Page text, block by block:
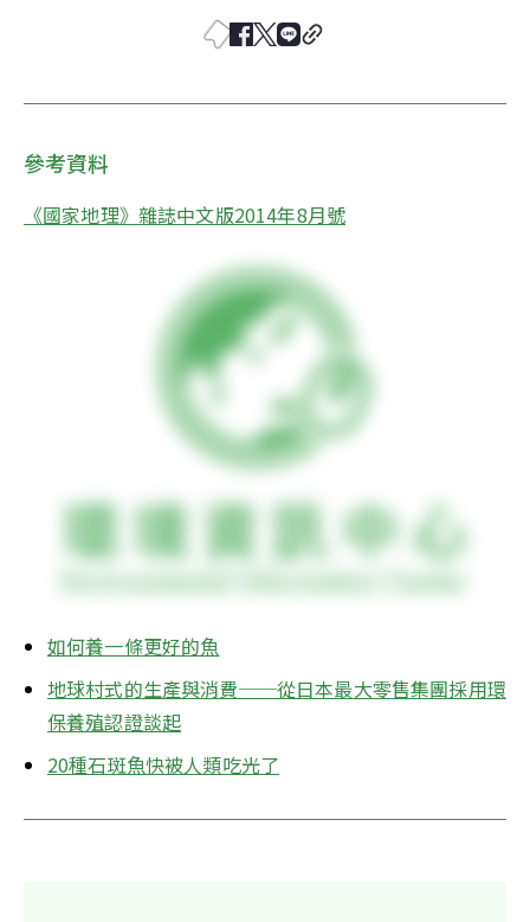
參考資料
《國家地理》雜誌中文版2014年8月號
如何養一條更好的魚
地球村式的生產與消費──從日本最大零售集團採用環
保養殖認證談起
20種石斑魚快被人類吃光了